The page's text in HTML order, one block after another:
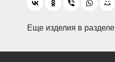
Еще изделия в разделе